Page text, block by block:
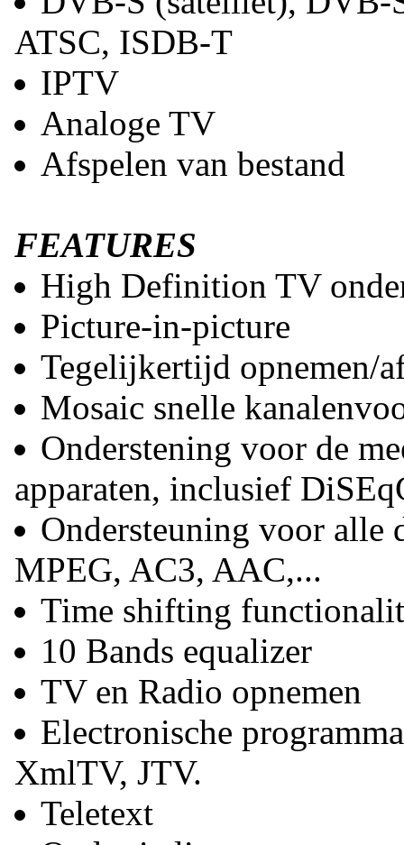
ATSC, ISDB-T
IPTV
Analoge TV
Afspelen van bestand
FEATURES
High Definition TV
Picture-in-picture
Tegelijkertijd opnemen/
Mosaic snelle
Onderstening voor de
apparaten, inclusief
Ondersteuning voor
MPEG, AC3, AAC,...
Time shifting
10 Bands equalizer
TV en Radio opnemen
Electronische
XmlTV, JTV.
Teletext